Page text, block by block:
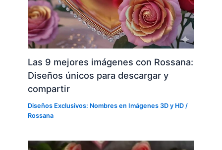
Las 9 mejores imágenes con Rossana:
Diseños únicos para descargar y
compartir
Diseños Exclusivos: Nombres en Imágenes 3D y HD /
Rossana